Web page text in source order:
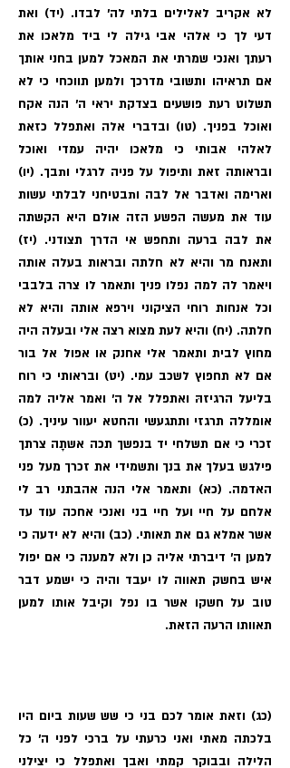
לא אקריב לאלילים בלתי לה׳ לבדו. (יד) ואת
דעי לך כי אלהי אבי גילה לי ביד מלאכו את
רעתך ואנכי שמרתי את המאכל למען בחני אותך
אם תראיהו ותשובי מדרכך ולמען תווכחי כי לא
תשלוט רעת פושעים בצדקת יראי ה׳ הנה אקח
ואוכל בפניך. (טו) ובדברי אלה ואתפלל כזאת
לאלהי אבותי כי מלאכו יהיה עמדי ואוכל
ובראותה זאת ותיפול על פניה לרגלי ותבך. (יו)
וארימה ואדבר אל לבה ותבטיחני לבלתי עשות
עוד את מעשה הפשע הזה אולם היא הקשתה
את לבה ברעה ותחפש אי הדרך תצודני. (יז)
ותאנח מר והיא לא חלתה ובראות בעלה אותה
ויאמר לה למה נפלו פניך ותאמר לו צרה בלבבי
וכל אנחות רוחי הציקוני וירפא אותה והיא לא
חלתה. (יח) והיא לעת מצוא רצה אלי ובעלה היה
מחוץ לבית ותאמר אלי אחנק או אפול אל בור
אם לא תחפוץ לשכב עמי. (יט) ובראותי כי רוח
בליעל הרגיזהּ ואתפלל אל ה׳ ואמר אליה למה
אומללה תרגזי ותתגעשי והחטא יעוור עיניך. (כ)
זכרי כי אם תשלחי יד בנפשך תכה אשתָה צרתך
פילגש בעלך את בנך ותשמידי את זכרך מעל פני
האדמה. (כא) ותאמר אלי הנה אהבתני רב לי
אלחם על חיי ועל חיי בני ואנכי אחכה עוד עד
אשר אמלא גם את תאותי. (כב) והיא לא ידעה כי
למען ה׳ דיברתי אליה כן ולא למענה כי אם יפול
איש בחשק תאווה לו יעבד והיה כי ישמע דבר
טוב על חשקו אשר בו נפל וקיבל אותו למען
תאוותו הרעה הזאת.
(כג) וזאת אומר לכם בני כי שש שעות ביום היו
בלכתה מאתי ואני כרעתי על ברכי לפני ה׳ כל
הלילה ובבוקר קמתי ואבך ואתפלל כי יצילני